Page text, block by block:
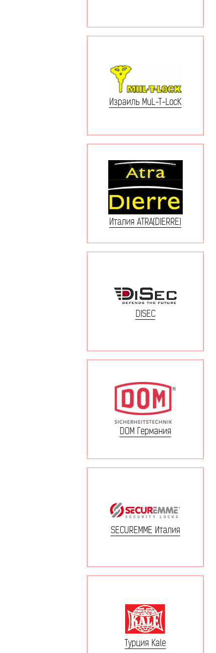
Израиль MuL-T-LocK
Италия ATRA(DIERRE)
DISEC
DOM Германия
SECUREMME Италия
Турция Kale